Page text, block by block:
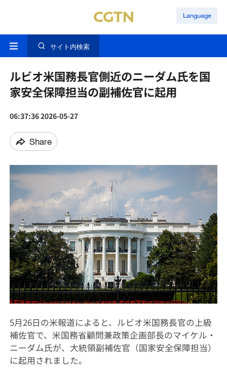
Language
サイト内検索
ルビオ米国務長官側近のニーダム氏を国
家安全保障担当の副補佐官に起用
06:37:36 2026-05-27
Share
5月26日の米報道によると、ルビオ米国務長官の上級
補佐官で、米国務省顧問兼政策企画部長のマイケル・
ニーダム氏が、大統領副補佐官（国家安全保障担当）
に起用されました。